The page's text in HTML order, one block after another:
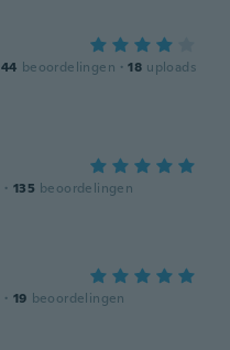
44 beoordelingen · 18 uploads
· 135 beoordelingen
· 19 beoordelingen